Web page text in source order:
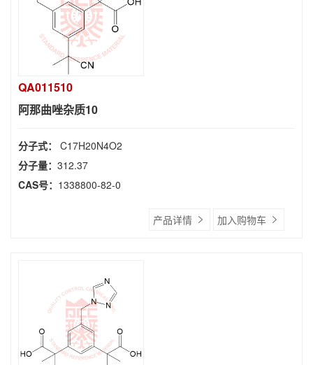
QA011510
阿那曲唑杂质10
分子式： C17H20N4O2
分子量： 312.37
CAS号： 1338800-82-0
产品详情 加入购物车